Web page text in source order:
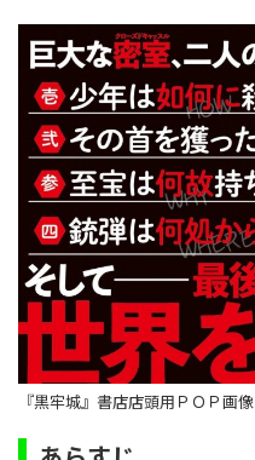
『黒牢城』書店店頭用ＰＯＰ画像